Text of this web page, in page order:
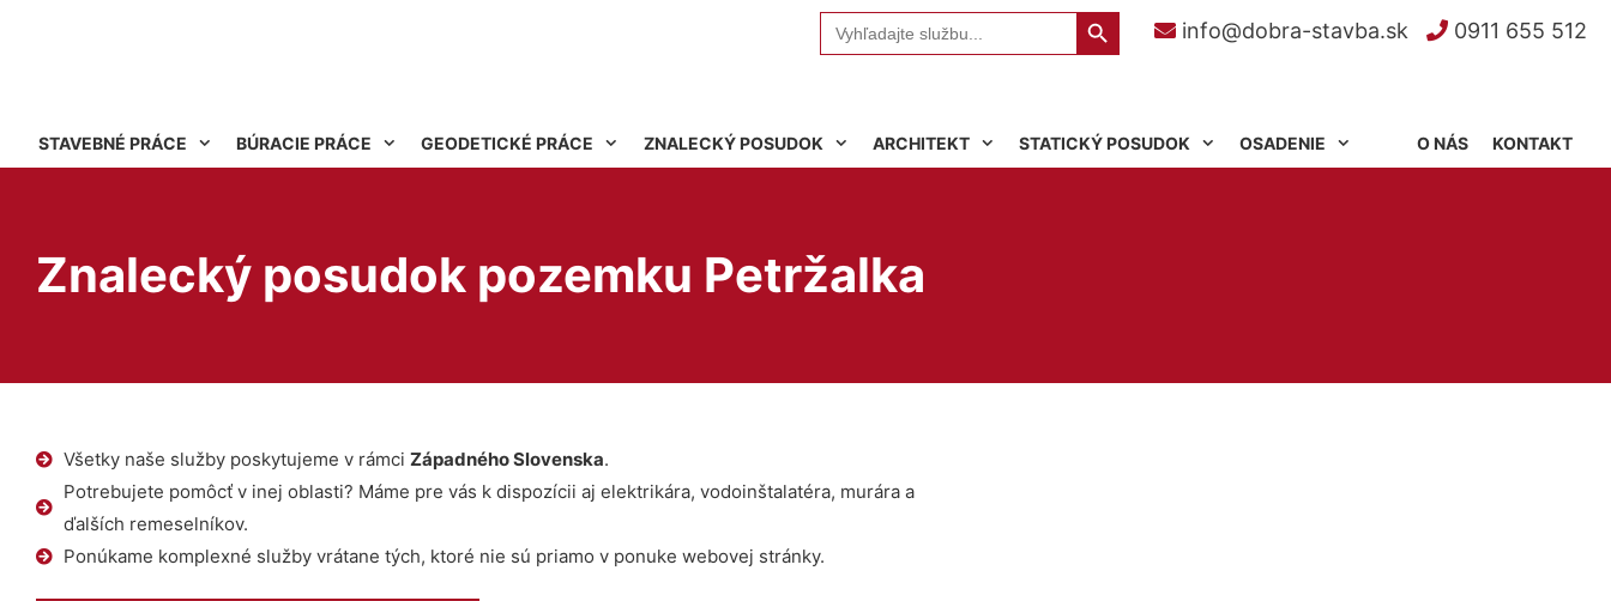
info@dobra-stavba.sk 0911 655 512
Search
for:
Search Button
STAVEBNÉ PRÁCE BÚRACIE PRÁCE GEODETICKÉ PRÁCE ZNALECKÝ POSUDOK ARCHITEKT STATICKÝ POSUDOK OSADENIE KONTAKT
O NÁS
Znalecký posudok pozemku Petržalka
Všetky naše služby poskytujeme v rámci Západného Slovenska.
Potrebujete pomôcť v inej oblasti? Máme pre vás k dispozícii aj elektrikára, vodoinštalatéra, murára a
ďalších remeselníkov.
Ponúkame komplexné služby vrátane tých, ktoré nie sú priamo v ponuke webovej stránky.